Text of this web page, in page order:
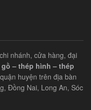
nhánh, cửa hàng, đại
– thép hình – thép
huyện trên địa bàn
Đồng Nai, Long An, Sóc